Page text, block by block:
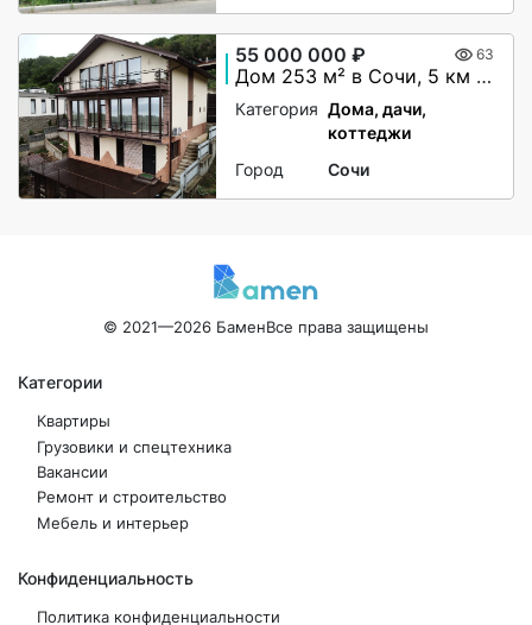
55 000 000 ₽ 63
Дом 253 м² в Сочи, 5 км от моря, вид на море и горы, 7 соток, евроремонт
Категория Дома, дачи,
коттеджи
Город
Сочи
© 2021—2026 БаменВсе права защищены
Категории
Квартиры
Грузовики и спецтехника
Вакансии
Ремонт и строительство
Мебель и интерьер
Конфиденциальность
Политика конфиденциальности